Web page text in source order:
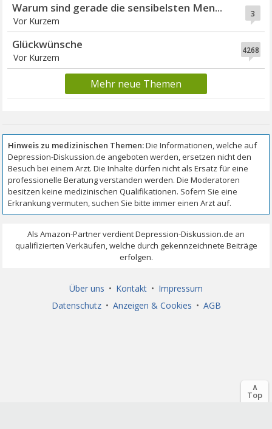
3
Warum sind gerade die sensibelsten Men...
Vor Kurzem
4268
Glückwünsche
Vor Kurzem
Mehr neue Themen
Über uns • Kontakt • Impressum
Datenschutz • Anzeigen & Cookies • AGB
∧
Top